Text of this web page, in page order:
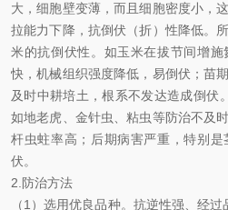
大，细胞壁变薄，而且细胞密度小，
拉能力下降，抗倒伏（折）性降低。
米的抗倒伏性。如玉米在拔节间增
快，机械组织强度降低，易倒伏；苗
及时中耕培土，根系不发达造成倒伏
如地老虎、金针虫、粘虫等防治不及
杆虫蛀率高；后期病害严重，特别
伏。
2. 防治方法
（1）选用优良品种。抗逆性强、经